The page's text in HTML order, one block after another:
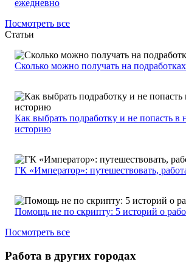
ежедневно
Посмотреть все
Статьи
Сколько можно получать на подработках
Как выбрать подработку и не попасть в
историю
ГК «Император»: путешествовать,
Помощь не по скрипту: 5 историй о
Посмотреть все
Работа в других городах